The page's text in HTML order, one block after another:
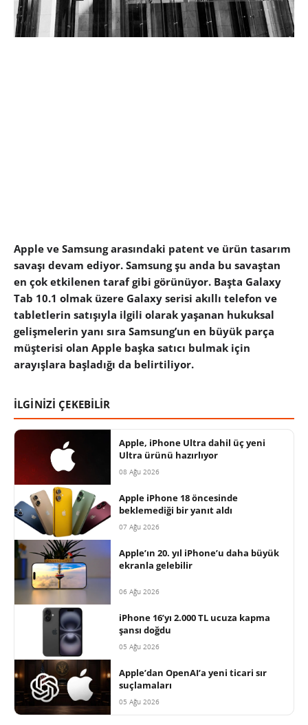
Apple ve Samsung arasındaki patent ve ürün tasarım
savaşı devam ediyor. Samsung şu anda bu savaştan
en çok etkilenen taraf gibi görünüyor. Başta Galaxy
Tab 10.1 olmak üzere Galaxy serisi akıllı telefon ve
tabletlerin satışıyla ilgili olarak yaşanan hukuksal
gelişmelerin yanı sıra Samsung’un en büyük parça
müşterisi olan Apple başka satıcı bulmak için
arayışlara başladığı da belirtiliyor.
İLGİNİZİ ÇEKEBİLİR
Apple, iPhone Ultra dahil üç yeni
Ultra ürünü hazırlıyor
08 Ağu 2026
Apple iPhone 18 öncesinde
beklemediği bir yanıt aldı
07 Ağu 2026
Apple’ın 20. yıl iPhone’u daha büyük
ekranla gelebilir
06 Ağu 2026
iPhone 16’yı 2.000 TL ucuza kapma
şansı doğdu
05 Ağu 2026
Apple’dan OpenAI’a yeni ticari sır
suçlamaları
05 Ağu 2026